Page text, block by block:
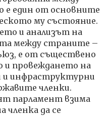
е един от основните
му състояние.
и анализът на
между страните –
е от съществено
и провеждането на
и инфраструктурни
членки.
парламент взима
членка да се